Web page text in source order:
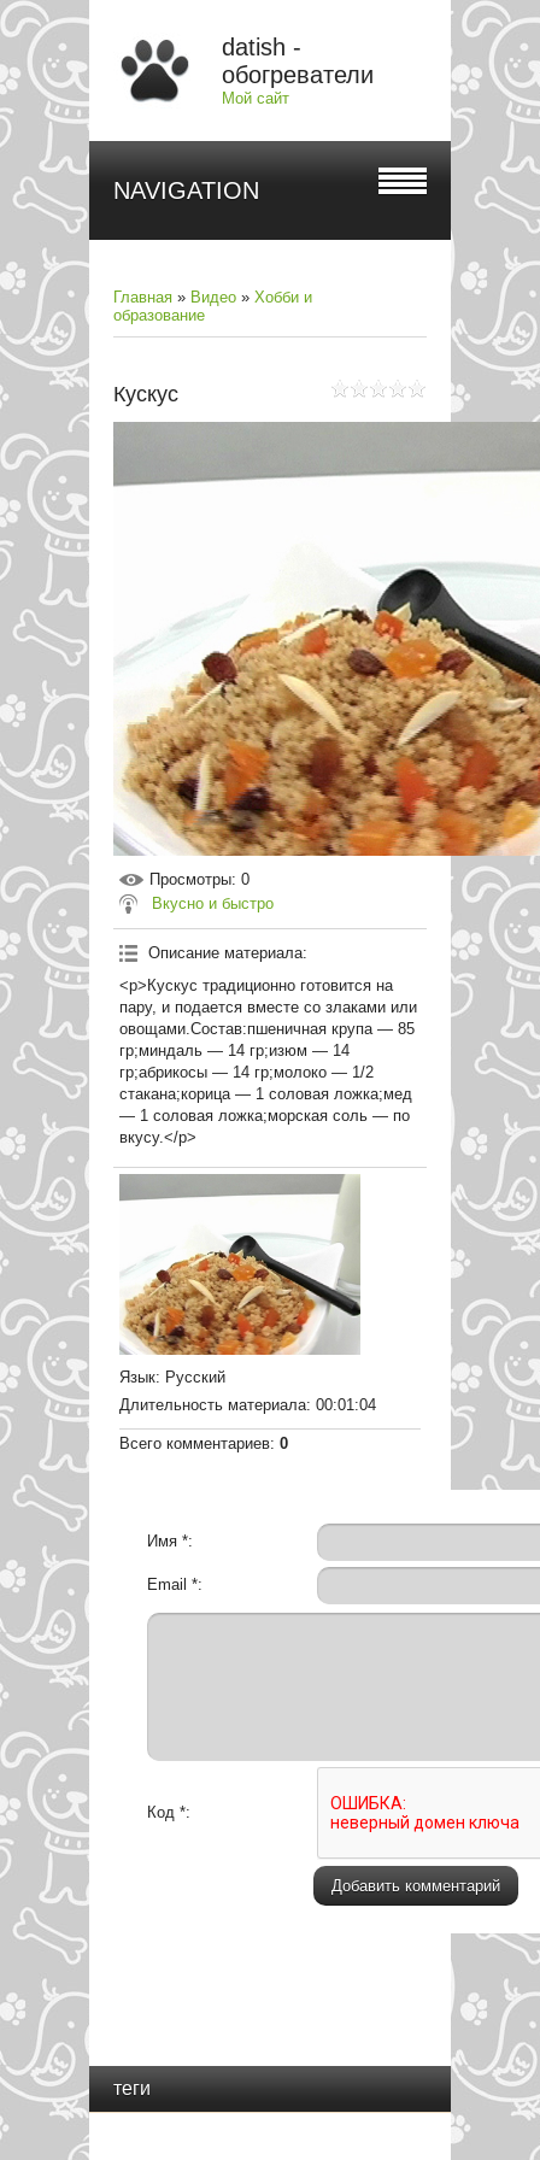
datish -
обогреватели
Мой сайт
NAVIGATION
Главная » Видео » Хобби и
образование
Кускус
Просмотры: 0
Вкусно и быстро
Описание материала:
<p>Кускус традиционно готовится на
пару, и подается вместе со злаками или
овощами.Состав:пшеничная крупа — 85
гр;миндаль — 14 гр;изюм — 14
гр;абрикосы — 14 гр;молоко — 1/2
стакана;корица — 1 соловая ложка;мед
— 1 соловая ложка;морская соль — по
вкусу.</p>
Язык: Русский
Длительность материала: 00:01:04
Всего комментариев: 0
Имя *:
Email *:
Код *:
теги